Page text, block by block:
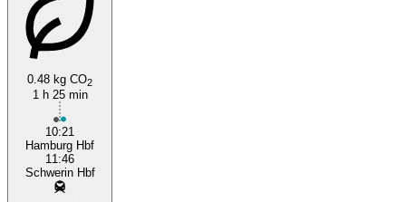
Hamburg
0.48 kg CO2
1 h 25 min
10:21
Hamburg Hbf
11:46
Schwerin Hbf